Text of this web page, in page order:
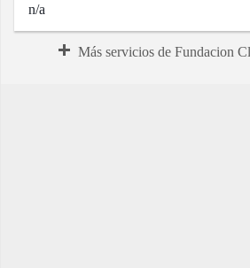
n/a
Más servicios de Fundacion